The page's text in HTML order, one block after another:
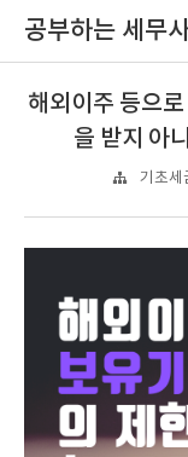
공부하는 세무
해외이주 등으
을 받지 아
기초세